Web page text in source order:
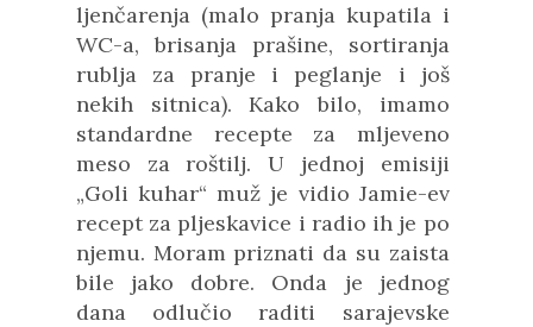
ljenčarenja (malo pranja kupatila i
WC-a, brisanja prašine, sortiranja
rublja za pranje i peglanje i još
nekih sitnica). Kako bilo, imamo
standardne recepte za mljeveno
meso za roštilj. U jednoj emisiji
„Goli kuhar“ muž je vidio Jamie-ev
recept za pljeskavice i radio ih je po
njemu. Moram priznati da su zaista
bile jako dobre. Onda je jednog
dana odlučio raditi sarajevske